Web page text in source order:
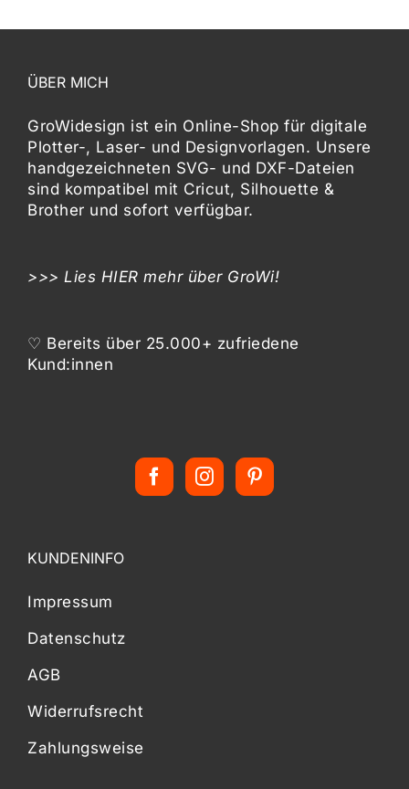
ÜBER MICH
GroWidesign ist ein Online-Shop für digitale
Plotter-, Laser- und Designvorlagen. Unsere
handgezeichneten SVG- und DXF-Dateien
sind kompatibel mit Cricut, Silhouette &
Brother und sofort verfügbar.
>>> Lies HIER mehr über GroWi!
♡ Bereits über 25.000+ zufriedene
Kund:innen
KUNDENINFO
Impressum
Datenschutz
AGB
Widerrufsrecht
Zahlungsweise